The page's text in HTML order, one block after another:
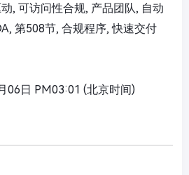
动, 可访问性合规, 产品团队, 自动
第508节, 合规程序, 快速交付
06日 PM03:01 (北京时间)